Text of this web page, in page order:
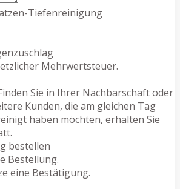
Tiefenreinigung
Mehrwertsteuer.
Sie in Ihrer Nachbarschaft oder
Kunden, die am gleichen Tag
haben möchten, erhalten Sie
bestellen
Bestellung.
eine Bestätigung.